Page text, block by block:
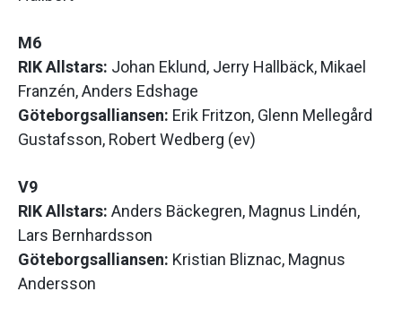
M6
RIK Allstars: Johan Eklund, Jerry Hallbäck, Mikael
Franzén, Anders Edshage
Göteborgsalliansen: Erik Fritzon, Glenn Mellegård
Gustafsson, Robert Wedberg (ev)
V9
RIK Allstars: Anders Bäckegren, Magnus Lindén,
Lars Bernhardsson
Göteborgsalliansen: Kristian Bliznac, Magnus
Andersson